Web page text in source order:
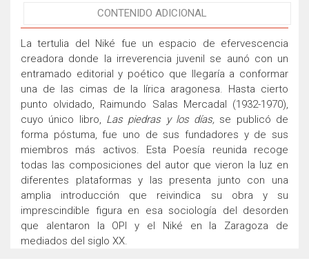
CONTENIDO ADICIONAL
La tertulia del Niké fue un espacio de efervescencia
creadora donde la irreverencia juvenil se aunó con un
entramado editorial y poético que llegaría a conformar
una de las cimas de la lírica aragonesa. Hasta cierto
punto olvidado, Raimundo Salas Mercadal (1932-1970),
cuyo único libro, Las piedras y los días, se publicó de
forma póstuma, fue uno de sus fundadores y de sus
miembros más activos. Esta Poesía reunida recoge
todas las composiciones del autor que vieron la luz en
diferentes plataformas y las presenta junto con una
amplia introducción que reivindica su obra y su
imprescindible figura en esa sociología del desorden
que alentaron la OPI y el Niké en la Zaragoza de
mediados del siglo XX.